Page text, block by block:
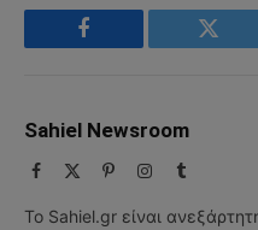
Facebook
Sahiel Newsroom
Facebook PinterestInstagram
Tumblr
Το Sahiel.gr είναι